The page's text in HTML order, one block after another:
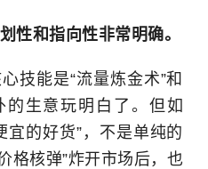
性和指向性非常明确。
技能是“流量炼金术”和
的生意玩明白了。但如
宜的好货”，不是单纯的
格核弹”炸开市场后，也